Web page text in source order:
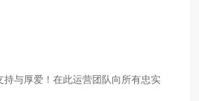
与厚爱！在此运营团队向所有忠实